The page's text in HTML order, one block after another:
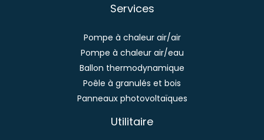
Services
Pompe à chaleur air/air
Pompe à chaleur air/eau
Ballon thermodynamique
Poêle à granulés et bois
Panneaux photovoltaïques
Utilitaire